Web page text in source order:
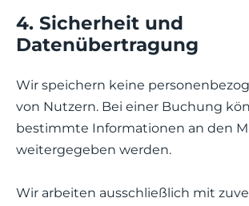
4. Sicherheit und
Datenübertragung
Wir speichern keine
von Nutzern. Bei einer Buchung
bestimmte Informationen an den
weitergegeben werden.
Wir arbeiten ausschließlich mit